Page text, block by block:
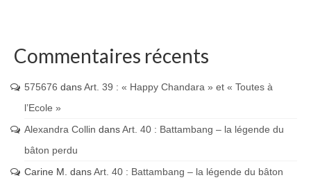
Commentaires récents
575676 dansArt. 39 : « Happy Chandara » et « Toutes à
l’Ecole »
Alexandra Collin dansArt. 40 : Battambang – la légende du
bâton perdu
Carine M. dansArt. 40 : Battambang – la légende du bâton